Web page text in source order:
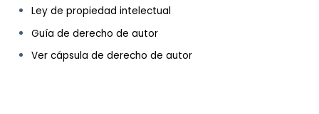
Ley de propiedad intelectual
Guía de derecho de autor
Ver cápsula de derecho de autor